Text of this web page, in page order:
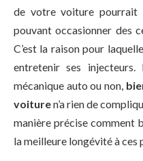
de votre voiture pourrait
pouvant occasionner des
C’est la raison pour
entretenir ses
mécanique auto ou non,
voituren’a rien de
manière précise comment
la meilleure longévité à ces